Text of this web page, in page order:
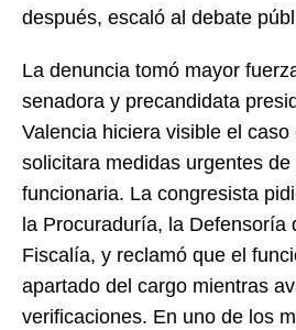
después, escaló al debate
La denuncia tomó mayor
senadora y precandidata
Valencia hiciera visible el
solicitara medidas urgentes
funcionaria. La congresista
la Procuraduría, la Defensoría
Fiscalía, y reclamó que el
apartado del cargo mientras
verificaciones. En uno de los